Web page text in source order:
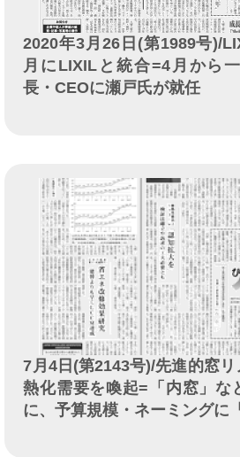
2020年3月26日(第1989号)/
月にLIXILと統合=4月から
長・CEOに瀬戸氏が就任
7月4日(第2143号)/先進的窓
熱化需要を喚起=「内窓」な
に、予算規模・ネーミングに